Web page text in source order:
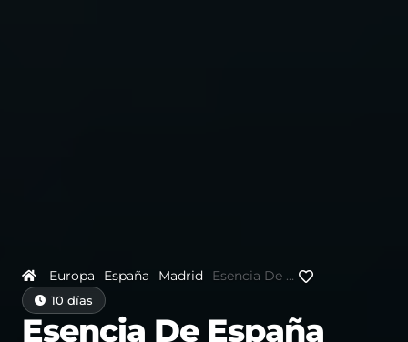
Europa España Madrid Esencia De España
10 días
Esencia De España